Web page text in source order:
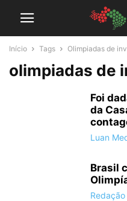
Início Tags Olimpiadas de
olimpiadas de
Foi
da
Luan
Brasil
Redação